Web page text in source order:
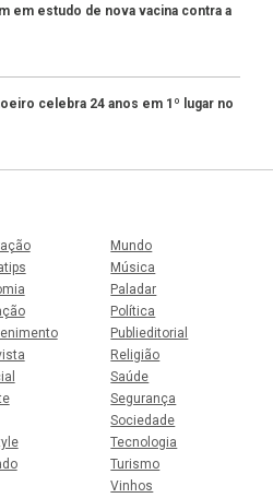
em estudo de nova vacina contra a
celebra 24 anos em 1º lugar no
Mundo
Música
Paladar
Política
Publieditorial
Religião
Saúde
Segurança
Sociedade
Tecnologia
Turismo
Vinhos